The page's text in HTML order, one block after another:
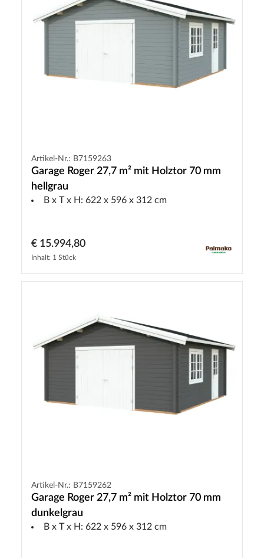
Artikel-Nr.: B7159263
Garage Roger 27,7 m² mit Holztor 70 mm
hellgrau
B x T x H: 622 x 596 x 312 cm
€ 15.994,80
Inhalt: 1 Stück
Artikel-Nr.: B7159262
Garage Roger 27,7 m² mit Holztor 70 mm
dunkelgrau
B x T x H: 622 x 596 x 312 cm